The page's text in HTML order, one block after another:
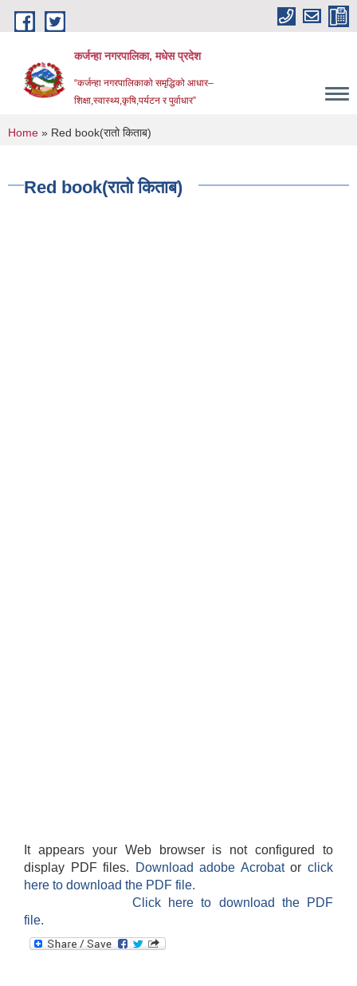
Skip to main content
कर्जन्हा नगरपालिका, मधेस प्रदेश
“कर्जन्हा नगरपालिकाको समृद्धिको आधार–
शिक्षा,स्वास्थ्य,कृषि,पर्यटन र पुर्वाधार”
You are here
Home » Red book(रातो किताब)
Red book(रातो किताब)
It appears your Web browser is not configured to
display PDF files.
Download adobe Acrobatorclick
here to download the PDF file.
Click here to download the PDF
file.